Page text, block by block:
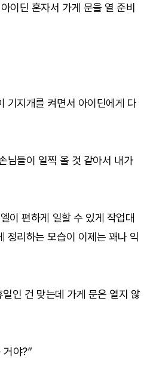
이딘 혼자서 가게 문을 열 준비
기지개를 켜면서 아이딘에게 다
님들이 일찍 올 것 같아서 내가
이 편하게 일할 수 있게 작업대
정리하는 모습이 이제는 꽤나 익
인 건 맞는데 가게 문은 열지 않
거야?”